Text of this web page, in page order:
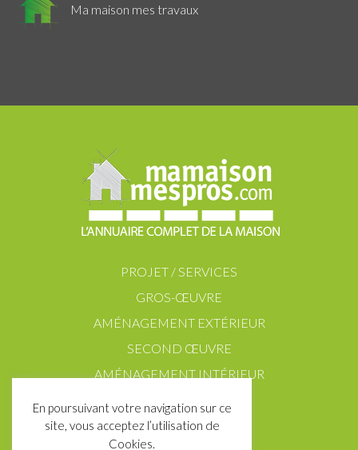
Ma maison mes travaux
PROJET / SERVICES
GROS-ŒUVRE
AMÉNAGEMENT EXTÉRIEUR
SECOND ŒUVRE
AMÉNAGEMENT INTÉRIEUR
En poursuivant votre navigation sur ce
site, vous acceptez l’utilisation de
Cookies.